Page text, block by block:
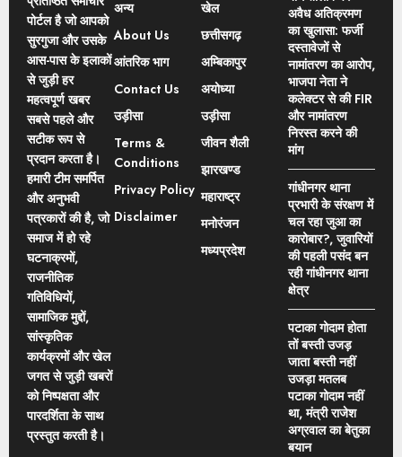
पोर्टल है जो आपको
सुरगुजा और उसके
आस-पास के इलाकों
से जुड़ी हर
महत्वपूर्ण खबर
सबसे पहले और
सटीक रूप से
प्रदान करता है।
हमारी टीम समर्पित
और अनुभवी
पत्रकारों की है, जो
समाज में हो रहे
घटनाक्रमों,
राजनीतिक
गतिविधियों,
सामाजिक मुद्दों,
सांस्कृतिक
कार्यक्रमों और खेल
जगत से जुड़ी खबरों
को निष्पक्षता और
पारदर्शिता के साथ
प्रस्तुत करती है।
अन्य
About Us
आंतरिक भाग
Contact Us
उड़ीसा
Terms &
Conditions
Privacy Policy
Disclaimer
खेल
छत्तीसगढ़
अम्बिकापुर
अयोध्या
उड़ीसा
जीवन शैली
झारखण्ड
महाराष्ट्र
मनोरंजन
मध्यप्रदेश
अवैध अतिक्रमण
का खुलासा: फर्जी
दस्तावेजों से
नामांतरण का आरोप,
भाजपा नेता ने
कलेक्टर से की FIR
और नामांतरण
निरस्त करने की
मांग
गांधीनगर थाना
प्रभारी के संरक्षण में
चल रहा जुआ का
कारोबार?, जुवारियों
की पहली पसंद बन
रही गांधीनगर थाना
क्षेत्र
पटाका गोदाम होता
तों बस्ती उजड़
जाता बस्ती नहीं
उजड़ा मतलब
पटाका गोदाम नहीं
था, मंत्री राजेश
अग्रवाल का बेतुका
बयान